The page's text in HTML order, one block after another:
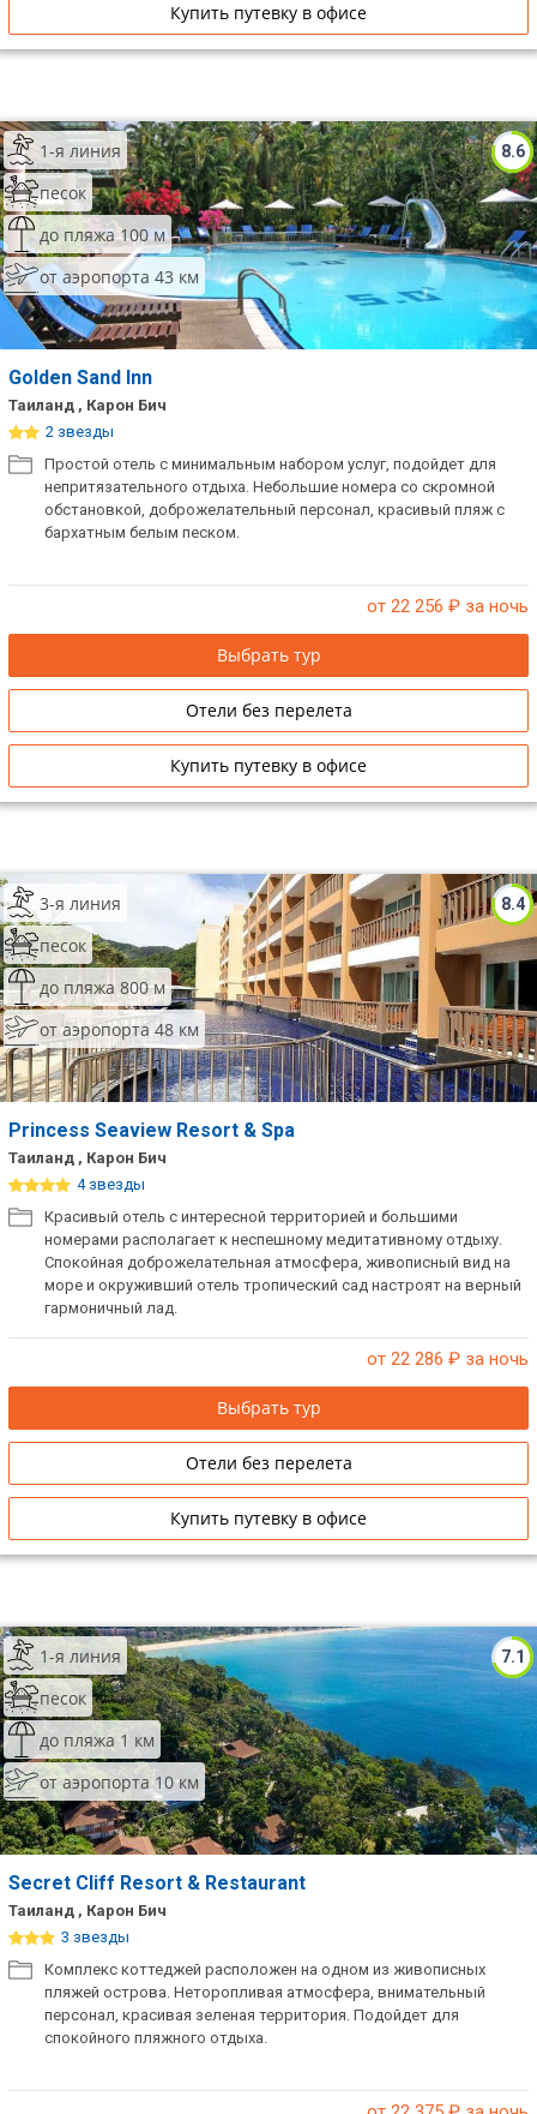
Купить путевку в офисе
8.6
1-я линия
песок
до пляжа 100 м
от аэропорта 43 км
Golden Sand Inn
Таиланд , Карон Бич
2 звезды
Простой отель с минимальным набором услуг, подойдет для
непритязательного отдыха. Небольшие номера со скромной
обстановкой, доброжелательный персонал, красивый пляж с
бархатным белым песком.
от 22 256 ₽ за ночь
Выбрать тур
Отели без перелета
Купить путевку в офисе
8.4
3-я линия
песок
до пляжа 800 м
от аэропорта 48 км
Princess Seaview Resort & Spa
Таиланд , Карон Бич
4 звезды
Красивый отель с интересной территорией и большими
номерами располагает к неспешному медитативному отдыху.
Спокойная доброжелательная атмосфера, живописный вид на
море и окруживший отель тропический сад настроят на верный
гармоничный лад.
от 22 286 ₽ за ночь
Выбрать тур
Отели без перелета
Купить путевку в офисе
7.1
1-я линия
песок
до пляжа 1 км
от аэропорта 10 км
Secret Cliff Resort & Restaurant
Таиланд , Карон Бич
3 звезды
Комплекс коттеджей расположен на одном из живописных
пляжей острова. Неторопливая атмосфера, внимательный
персонал, красивая зеленая территория. Подойдет для
спокойного пляжного отдыха.